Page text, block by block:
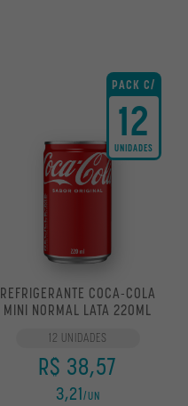
PACK C/
12
UNIDADES
REFRIGERANTE COCA-COLA
MINI NORMAL LATA 220ML
12 UNIDADES
R$ 38,57
3,21/UN